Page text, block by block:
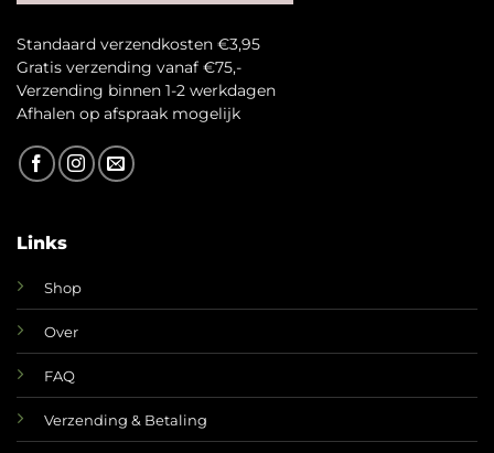
Standaard verzendkosten €3,95
Gratis verzending vanaf €75,-
Verzending binnen 1-2 werkdagen
Afhalen op afspraak mogelijk
Links
Shop
Over
FAQ
Verzending & Betaling